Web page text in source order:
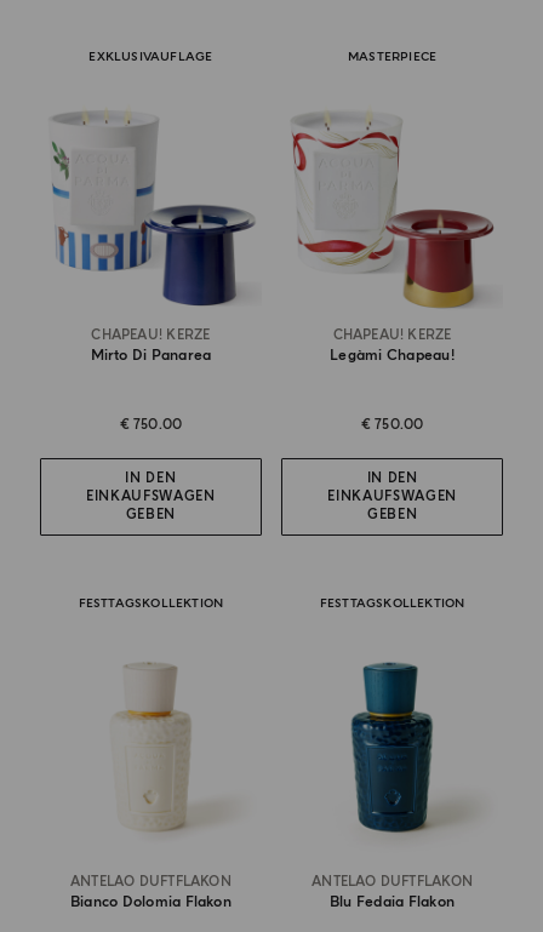
EXKLUSIVAUFLAGE
CHAPEAU! KERZE
Mirto Di Panarea
€ 750.00
IN DEN
EINKAUFSWAGEN
GEBEN
MASTERPIECE
CHAPEAU! KERZE
Legàmi Chapeau!
€ 750.00
IN DEN
EINKAUFSWAGEN
GEBEN
FESTTAGSKOLLEKTION
ANTELAO DUFTFLAKON
Bianco Dolomia Flakon
FESTTAGSKOLLEKTION
ANTELAO DUFTFLAKON
Blu Fedaia Flakon